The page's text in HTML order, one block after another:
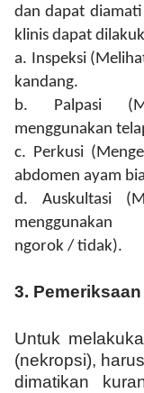
dan dapat
klinis dapat
a. Inspeksi
kandang.
b. Palpasi
menggunakan
c. Perkusi
abdomen ayam
d. Auskultasi
ngorok / tidak).
3.
Untuk
(nekropsi),
dimatikan